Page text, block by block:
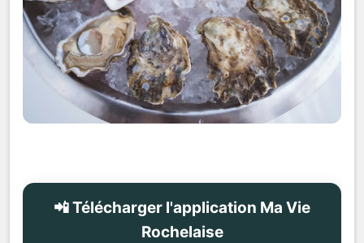
📲 Télécharger l'application Ma Vie
Rochelaise